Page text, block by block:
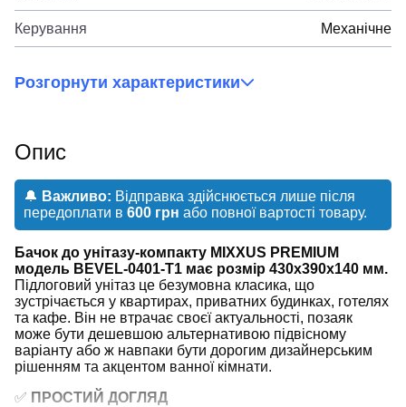
Керування Механічне
Розгорнути характеристики
Опис
🔔 Важливо: Відправка здійснюється лише після
передоплати в 600 грн або повної вартості товару.
Бачок до унітазу-компакту MIXXUS PREMIUM
модель BEVEL-0401-T1 має розмір 430x390x140 мм.
Підлоговий унітаз це безумовна класика, що
зустрічається у квартирах, приватних будинках, готелях
та кафе. Він не втрачає своєї актуальності, позаяк
може бути дешевшою альтернативою підвісному
варіанту або ж навпаки бути дорогим дизайнерським
рішенням та акцентом ванної кімнати.
✅ ПРОСТИЙ ДОГЛЯД